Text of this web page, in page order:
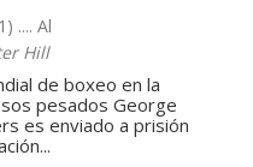
.... Al
Hill
de boxeo en la
pesados George
es enviado a prisión